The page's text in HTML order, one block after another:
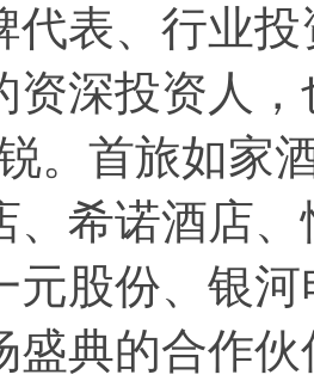
代表、行业
资深投资人
。首旅如家
、希诺酒店
元股份、银
盛典的合作